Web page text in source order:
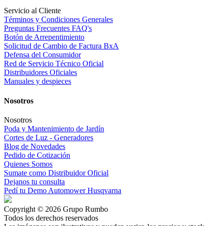
Servicio al Cliente
Términos y Condiciones Generales
Preguntas Frecuentes FAQ's
Botón de Arrepentimiento
Solicitud de Cambio de Factura BxA
Defensa del Consumidor
Red de Servicio Técnico Oficial
Distribuidores Oficiales
Manuales y despieces
Nosotros
Nosotros
Poda y Mantenimiento de Jardín
Cortes de Luz - Generadores
Blog de Novedades
Pedido de Cotización
Quienes Somos
Sumate como Distribuidor Oficial
Dejanos tu consulta
Pedí tu Demo Automower Husqvarna
Copyright © 2026 Grupo Rumbo
Todos los derechos reservados